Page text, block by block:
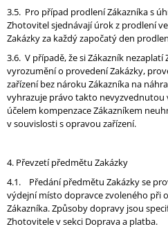
3.5. Pro případ prodlení Zákazníka s
Zhotovitel sjednávají úrok z prodlení
Zakázky za každý započatý den
3.6. V případě, že si Zákazník nezaplatí
vyrozumění o provedení Zakázky,
zařízení bez nároku Zákazníka na
vyhrazuje právo takto nevyzvednutou
účelem kompenzace Zákazníkem
v souvislosti s opravou zařízení.
4. Převzetí předmětu Zakázky
4.1. Předání předmětu Zakázky se
výdejní místo dopravce zvoleného při
Zákazníka. Způsoby dopravy jsou
Zhotovitele v sekci Doprava a platba.